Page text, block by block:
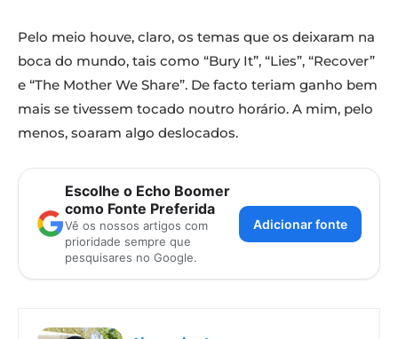
Pelo meio houve, claro, os temas que os deixaram na
boca do mundo, tais como “Bury It”, “Lies”, “Recover”
e “The Mother We Share”. De facto teriam ganho bem
mais se tivessem tocado noutro horário. A mim, pelo
menos, soaram algo deslocados.
Escolhe o Echo Boomer
como Fonte Preferida
Vê os nossos artigos com
prioridade sempre que
pesquisares no Google.
Adicionar fonte